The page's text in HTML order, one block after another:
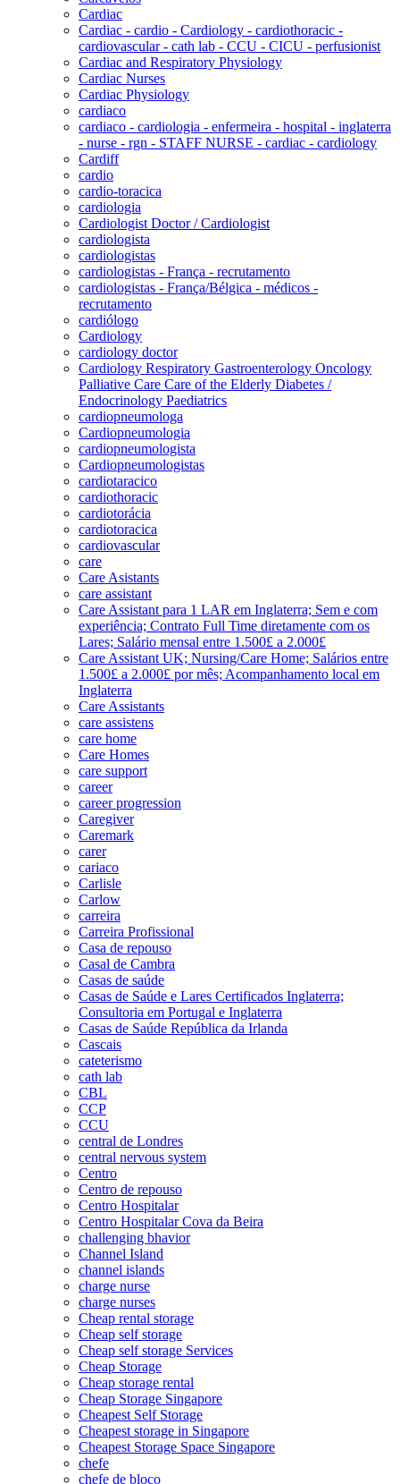
Cardiac
Cardiac - cardio - Cardiology - cardiothoracic -
cardiovascular - cath lab - CCU - CICU - perfusionist
Cardiac and Respiratory Physiology
Cardiac Nurses
Cardiac Physiology
cardiaco
cardiaco - cardiologia - enfermeira - hospital - inglaterra
- nurse - rgn - STAFF NURSE - cardiac - cardiology
Cardiff
cardio
cardio-toracica
cardiologia
Cardiologist Doctor / Cardiologist
cardiologista
cardiologistas
cardiologistas - França - recrutamento
cardiologistas - França/Bélgica - médicos -
recrutamento
cardiólogo
Cardiology
cardiology doctor
Cardiology Respiratory Gastroenterology Oncology
Palliative Care Care of the Elderly Diabetes /
Endocrinology Paediatrics
cardiopneumologa
Cardiopneumologia
cardiopneumologista
Cardiopneumologistas
cardiotaracico
cardiothoracic
cardiotorácia
cardiotoracica
cardiovascular
care
Care Asistants
care assistant
Care Assistant para 1 LAR em Inglaterra; Sem e com
experiência; Contrato Full Time diretamente com os
Lares; Salário mensal entre 1.500£ a 2.000£
Care Assistant UK; Nursing/Care Home; Salários entre
1.500£ a 2.000£ por mês; Acompanhamento local em
Inglaterra
Care Assistants
care assistens
care home
Care Homes
care support
career
career progression
Caregiver
Caremark
carer
cariaco
Carlisle
Carlow
carreira
Carreira Profissional
Casa de repouso
Casal de Cambra
Casas de saúde
Casas de Saúde e Lares Certificados Inglaterra;
Consultoria em Portugal e Inglaterra
Casas de Saúde República da Irlanda
Cascais
cateterismo
cath lab
CBL
CCP
CCU
central de Londres
central nervous system
Centro
Centro de repouso
Centro Hospitalar
Centro Hospitalar Cova da Beira
challenging bhavior
Channel Island
channel islands
charge nurse
charge nurses
Cheap rental storage
Cheap self storage
Cheap self storage Services
Cheap Storage
Cheap storage rental
Cheap Storage Singapore
Cheapest Self Storage
Cheapest storage in Singapore
Cheapest Storage Space Singapore
chefe
chefe de bloco